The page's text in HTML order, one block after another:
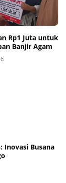
Rp1 Juta untuk
Banjir Agam
Inovasi Busana